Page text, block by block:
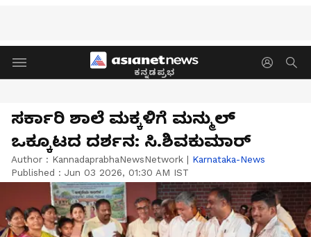
ಕನ್ನಡಪ್ರಭ
ಸರ್ಕಾರಿ ಶಾಲೆ ಮಕ್ಕಳಿಗೆ ಮನ್ಮುಲ್
ಒಕ್ಕೂಟದ ದರ್ಶನ: ಸಿ.ಶಿವಕುಮಾರ್
Author : KannadaprabhaNewsNetwork | Karnataka-News
Published : Jun 03 2026, 01:30 AM IST